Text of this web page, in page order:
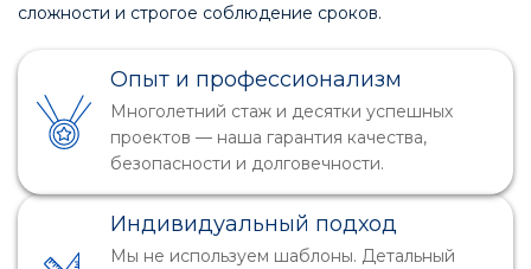
сложности и строгое соблюдение сроков.
Опыт и профессионализм
Многолетний стаж и десятки успешных
проектов — наша гарантия качества,
безопасности и долговечности.
Индивидуальный подход
Мы не используем шаблоны. Детальный